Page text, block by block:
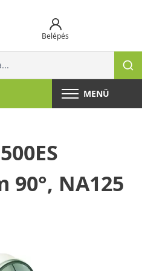
Belépés
MENÜ
90°, NA125